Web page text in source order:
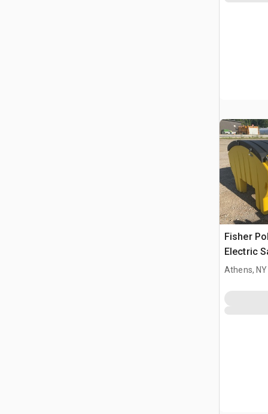
Fisher
Electric
Truck
Athens, NY